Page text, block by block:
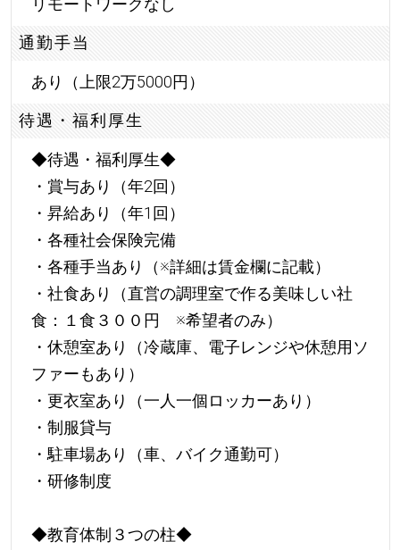
リモートワークなし
通勤手当
あり（上限2万5000円）
待遇・福利厚生
◆待遇・福利厚生◆
・賞与あり（年2回）
・昇給あり（年1回）
・各種社会保険完備
・各種手当あり（※詳細は賃金欄に記載）
・社食あり（直営の調理室で作る美味しい社
食：１食３００円 ※希望者のみ）
・休憩室あり（冷蔵庫、電子レンジや休憩用ソ
ファーもあり）
・更衣室あり（一人一個ロッカーあり）
・制服貸与
・駐車場あり（車、バイク通勤可）
・研修制度
◆教育体制３つの柱◆